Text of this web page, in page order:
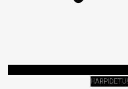
HARPIDETU!